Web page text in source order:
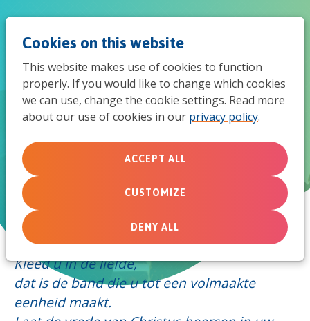
Cookies on this website
This website makes use of cookies to function
properly. If you would like to change which cookies
we can use, change the cookie settings. Read more
about our use of cookies in our privacy policy.
ACCEPT ALL
CUSTOMIZE
DENY ALL
MissieNederland in 2021
Kleed u in de liefde,
dat is de band die u tot een volmaakte
eenheid maakt.